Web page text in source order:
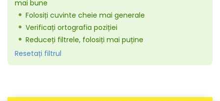
mai bune
Folosiți cuvinte cheie mai generale
Verificați ortografia poziției
Reduceți filtrele, folosiți mai puține
Resetați filtrul